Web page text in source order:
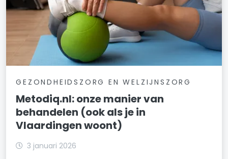
GEZONDHEIDSZORG EN WELZIJNSZORG
Metodiq.nl: onze manier van
behandelen (ook als je in
Vlaardingen woont)
3 januari 2026